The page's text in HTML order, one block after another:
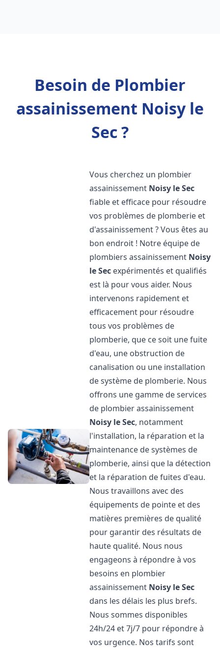
Besoin de Plombier
assainissement Noisy le
Sec ?
Vous cherchez un plombier
assainissement Noisy le Sec
fiable et efficace pour résoudre
vos problèmes de plomberie et
d'assainissement ? Vous êtes au
bon endroit ! Notre équipe de
plombiers assainissement Noisy
le Sec expérimentés et qualifiés
est là pour vous aider. Nous
intervenons rapidement et
efficacement pour résoudre
tous vos problèmes de
plomberie, que ce soit une fuite
d'eau, une obstruction de
canalisation ou une installation
de système de plomberie. Nous
offrons une gamme de services
de plombier assainissement
Noisy le Sec, notamment
l'installation, la réparation et la
maintenance de systèmes de
plomberie, ainsi que la détection
et la réparation de fuites d'eau.
Nous travaillons avec des
équipements de pointe et des
matières premières de qualité
pour garantir des résultats de
haute qualité. Nous nous
engageons à répondre à vos
besoins en plombier
assainissement Noisy le Sec
dans les délais les plus brefs.
Nous sommes disponibles
24h/24 et 7j/7 pour répondre à
vos urgence. Nos tarifs sont